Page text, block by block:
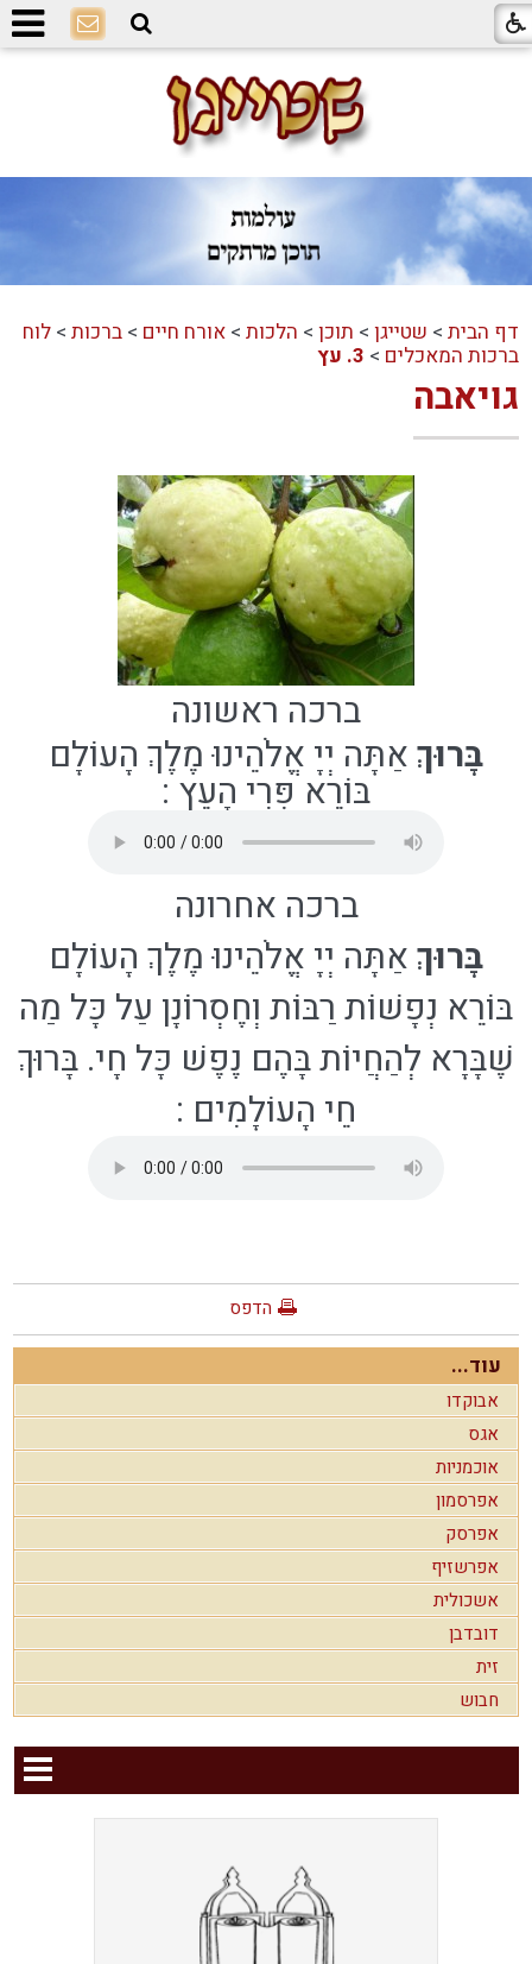
דף הבית > שטייגן > תוכן > הלכות >אורח חיים >ברכות >לוח
ברכות המאכלים > 3. עץ
גויאבה
ברכה ראשונה
בָּרוּךְאַתָּה יְיָ אֱלֹהֵינוּ מֶלֶךְ הָעוֹלָם
בּוֹרֵא פְּרִי הָעֵץ:
ברכה אחרונה
בָּרוּךְאַתָּה יְיָ אֱלֹהֵינוּ מֶלֶךְ הָעוֹלָם
בּוֹרֵא נְפָשׁוֹת רַבּוֹת וְחֶסְרוֹנָן עַל כָּל מַה
שֶׁבָּרָא לְהַחֲיוֹת בָּהֶם נֶפֶשׁ כָּל חָי. בָּרוּךְ
חֵי הָעוֹלָמִים :
הדפס
עוד...
אבוקדו
אגס
אוכמניות
אפרסמון
אפרסק
אפרשזיף
אשכולית
דובדבן
זית
חבוש